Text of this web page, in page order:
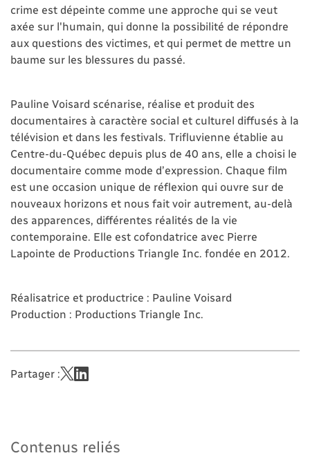
crime est dépeinte comme une approche qui se veut
axée sur l'humain, qui donne la possibilité de répondre
aux questions des victimes, et qui permet de mettre un
baume sur les blessures du passé.
Pauline Voisard scénarise, réalise et produit des
documentaires à caractère social et culturel diffusés à la
télévision et dans les festivals. Trifluvienne établie au
Centre-du-Québec depuis plus de 40 ans, elle a choisi le
documentaire comme mode d’expression. Chaque film
est une occasion unique de réflexion qui ouvre sur de
nouveaux horizons et nous fait voir autrement, au-delà
des apparences, différentes réalités de la vie
contemporaine. Elle est cofondatrice avec Pierre
Lapointe de Productions Triangle Inc. fondée en 2012.
Réalisatrice et productrice : Pauline Voisard
Production : Productions Triangle Inc.
Partager :
Contenus reliés